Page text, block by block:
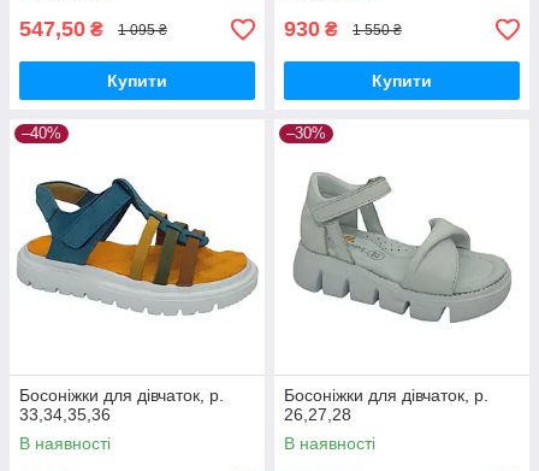
547,50 ₴ 1 095 ₴
Купити
930 ₴ 1 550 ₴
Купити
–40%
Босоніжки для дівчаток, р.
33,34,35,36
В наявності
–30%
Босоніжки для дівчаток, р.
26,27,28
В наявності